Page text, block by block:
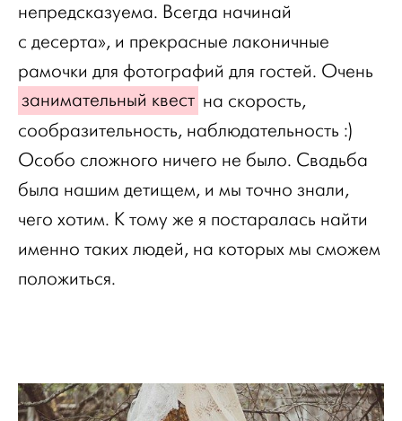
непредсказуема. Всегда начинай
с десерта», и прекрасные лаконичные
рамочки для фотографий для гостей. Очень
занимательный квест на скорость,
сообразительность, наблюдательность :)
Особо сложного ничего не было. Свадьба
была нашим детищем, и мы точно знали,
чего хотим. К тому же я постаралась найти
именно таких людей, на которых мы сможем
положиться.